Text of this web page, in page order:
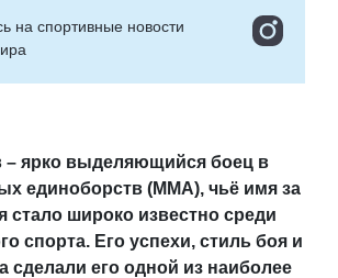
на cпортивные новости
– ярко выделяющийся боец в
единоборств (ММА), чьё имя за
стало широко известно среди
спорта. Его успехи, стиль боя и
сделали его одной из наиболее